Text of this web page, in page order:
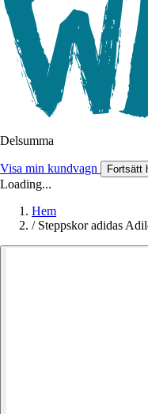
Delsumma
Visa min kundvagn Fortsätt
Loading...
Hem
/ Steppskor adidas